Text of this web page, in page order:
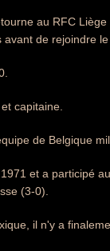
au RFC
de rejoindre
capitaine.
de Belgique
et a participé
(3-0).
il n'y a